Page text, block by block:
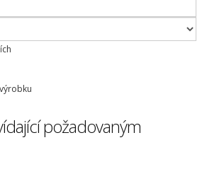
požadovaným